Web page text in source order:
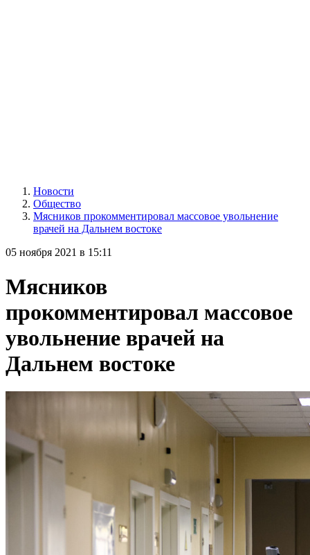
Новости
Общество
Мясников прокомментировал массовое увольнение
врачей на Дальнем востоке
05 ноября 2021 в 15:11
Мясников
прокомментировал массовое
увольнение врачей на
Дальнем востоке